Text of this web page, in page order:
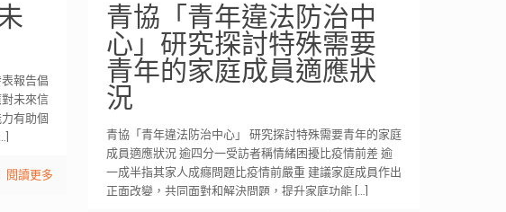
報告倡
未來信
有助個
閱讀更多
青協「青年違法防治中
心」研究探討特殊需要
青年的家庭成員適應狀
況
青協「青年違法防治中心」 研究探討特殊需要青年的家庭
成員適應狀況 逾四分一受訪者稱情緒困擾比疫情前差 逾
一成半指其家人成癮問題比疫情前嚴重 建議家庭成員作出
正面改變，共同面對和解決問題，提升家庭功能